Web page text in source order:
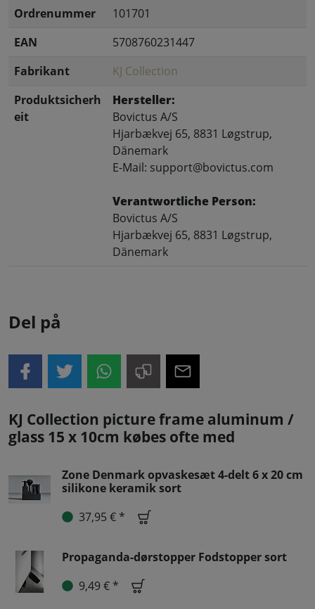
Ordrenummer
101701
EAN
5708760231447
Fabrikant
KJ Collection
Produktsicherh
eit
Hersteller:
Bovictus A/S
Hjarbækvej 65, 8831 Løgstrup,
Dänemark
E-Mail: support@bovictus.com
Verantwortliche Person:
Bovictus A/S
Hjarbækvej 65, 8831 Løgstrup,
Dänemark
Del på
KJ Collection picture frame aluminum /
glass 15 x 10cm købes ofte med
Zone Denmark opvaskesæt 4-delt 6 x 20 cm
silikone keramik sort
37,95 € *
Propaganda-dørstopper Fodstopper sort
9,49 € *